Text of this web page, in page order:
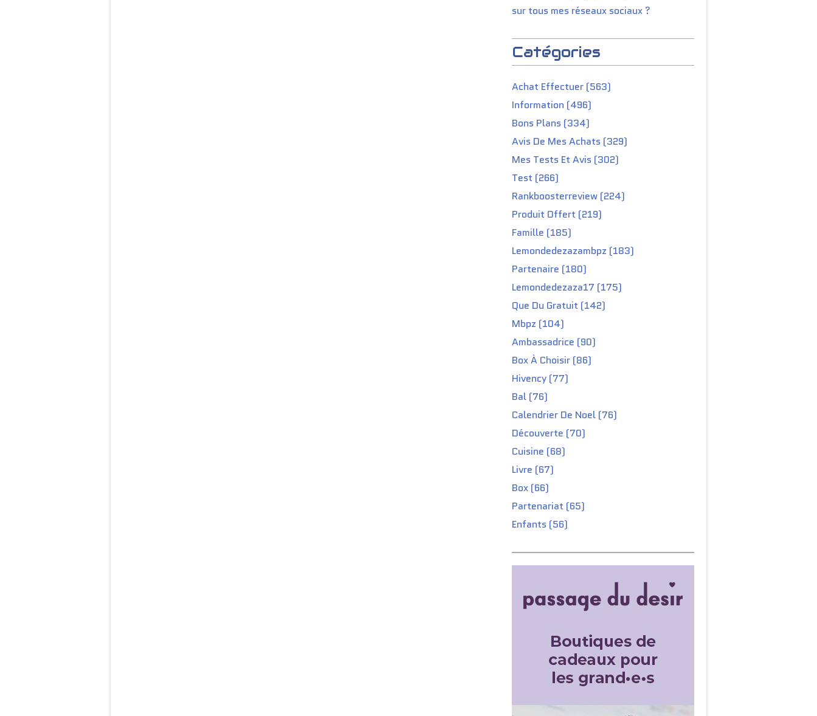
sur tous mes réseaux sociaux ?
Catégories
Achat Effectuer (563)
Information (496)
Bons Plans (334)
Avis De Mes Achats (329)
Mes Tests Et Avis (302)
Test (266)
Rankboosterreview (224)
Produit Offert (219)
Famille (185)
Lemondedezazambpz (183)
Partenaire (180)
Lemondedezaza17 (175)
Que Du Gratuit (142)
Mbpz (104)
Ambassadrice (90)
Box À Choisir (86)
Hivency (77)
Bal (76)
Calendrier De Noel (76)
Découverte (70)
Cuisine (68)
Livre (67)
Box (66)
Partenariat (65)
Enfants (56)